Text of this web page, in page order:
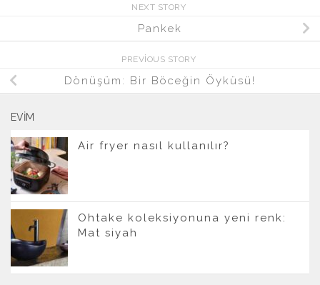
NEXT STORY
Pankek
PREVIOUS STORY
Dönüşüm: Bir Böceğin Öyküsü!
EVIM
Air fryer nasıl kullanılır?
Ohtake koleksiyonuna yeni renk:
Mat siyah